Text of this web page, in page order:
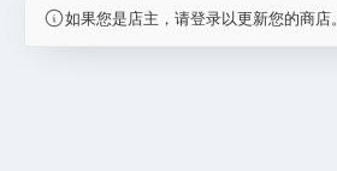
如果您是店主，请登录以更新您的商店。